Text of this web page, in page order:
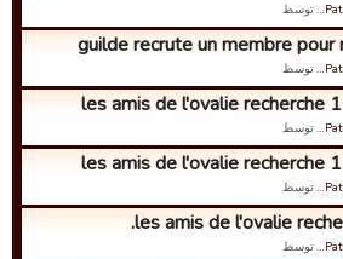
توسط
guilde recrute un membre
توسط
les amis de l'ovalie recherche
توسط
les amis de l'ovalie recherche
توسط
les amis de l'ovalie
توسط